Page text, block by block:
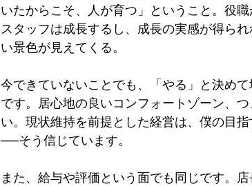
いたからこそ、人が育つ」ということ。役
スタッフは成長するし、成長の実感が得ら
い景色が見えてくる。
今できていないことでも、「やる」と決め
です。居心地の良いコンフォートゾーン、
い。現状維持を前提とした経営は、僕の目
──そう信じています。
また、給与や評価という面でも同じです。